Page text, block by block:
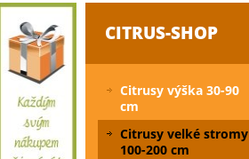
CITRUS-SHOP
Citrusy výška 30-90
cm
Citrusy velké stromy
100-200 cm